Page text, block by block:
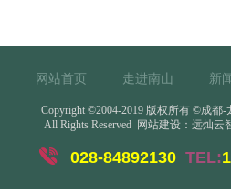
网站首页 走进南山 新
Copyright ©2004-2019 版权所有 ©成都-
All Rights Reserved 网站建设： 远灿云
028-84892130 TEL: